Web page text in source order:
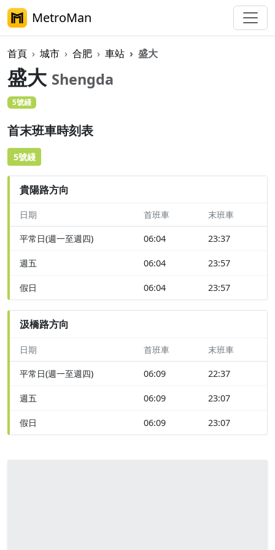
MetroMan
首頁 城市 合肥 車站 盛大
盛大 Shengda
5號綫
首末班車時刻表
5號綫
貴陽路方向
日期 首班車 末班車
平常日(週一至週四) 06:04 23:37
週五 06:04 23:57
假日 06:04 23:57
汲橋路方向
日期 首班車 末班車
平常日(週一至週四) 06:09 22:37
週五 06:09 23:07
假日 06:09 23:07